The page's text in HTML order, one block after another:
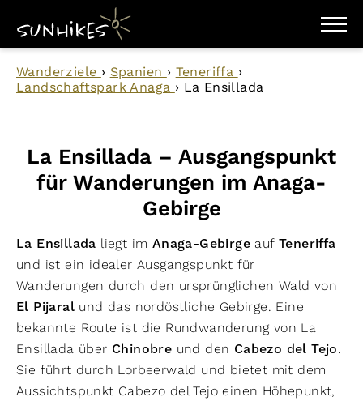
WANDERZIELE
WANDERUNGEN
ENTDECKEN
Wanderziele › Spanien › Teneriffa ›
Landschaftspark Anaga › La Ensillada
La Ensillada – Ausgangspunkt
für Wanderungen im Anaga-
Gebirge
La Ensillada liegt im Anaga-Gebirge aufTeneriffa
und ist ein idealer Ausgangspunkt für
Wanderungen durch den ursprünglichen Wald von
El Pijaral und das nordöstliche Gebirge. Eine
bekannte Route ist die Rundwanderung von La
Ensillada über Chinobre und den Cabezo del Tejo.
Sie führt durch Lorbeerwald und bietet mit dem
Aussichtspunkt Cabezo del Tejo einen Höhepunkt,